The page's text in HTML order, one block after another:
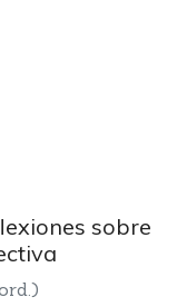
sobre